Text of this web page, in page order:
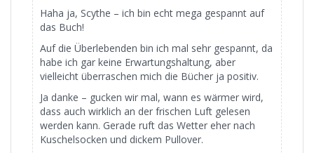
Haha ja, Scythe – ich bin echt mega gespannt auf
das Buch!
Auf die Überlebenden bin ich mal sehr gespannt, da
habe ich gar keine Erwartungshaltung, aber
vielleicht überraschen mich die Bücher ja positiv.
Ja danke – gucken wir mal, wann es wärmer wird,
dass auch wirklich an der frischen Luft gelesen
werden kann. Gerade ruft das Wetter eher nach
Kuschelsocken und dickem Pullover.